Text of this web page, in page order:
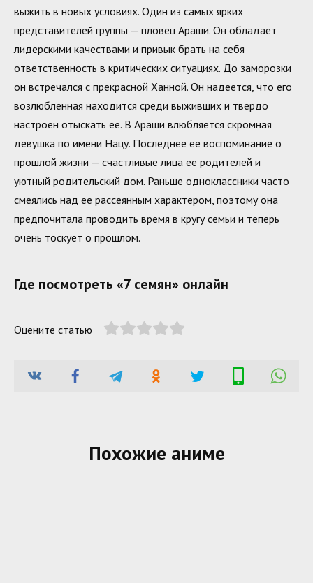
выжить в новых условиях. Один из самых ярких
представителей группы — пловец Араши. Он обладает
лидерскими качествами и привык брать на себя
ответственность в критических ситуациях. До заморозки
он встречался с прекрасной Ханной. Он надеется, что его
возлюбленная находится среди выживших и твердо
настроен отыскать ее. В Араши влюбляется скромная
девушка по имени Нацу. Последнее ее воспоминание о
прошлой жизни — счастливые лица ее родителей и
уютный родительский дом. Раньше одноклассники часто
смеялись над ее рассеянным характером, поэтому она
предпочитала проводить время в кругу семьи и теперь
очень тоскует о прошлом.
Где посмотреть «7 семян» онлайн
Оцените статью
Похожие аниме